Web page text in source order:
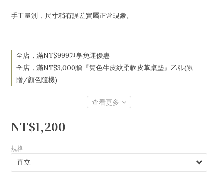
手工量測，尺寸稍有誤差實屬正常現象。
全店，滿NT$999即享免運優惠
全店，滿NT$3,000贈『雙色牛皮紋柔軟皮革桌墊』乙張(累
贈/顏色隨機)
查看更多
NT$1,200
規格